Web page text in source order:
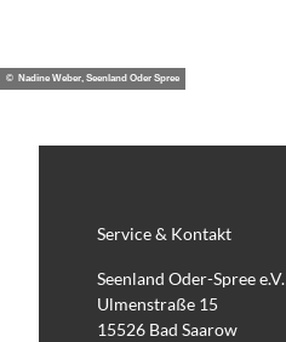
© Nadine Weber, Seenland Oder Spree
Service & Kontakt
Seenland Oder-Spree e.V.
Ulmenstraße 15
15526 Bad Saarow